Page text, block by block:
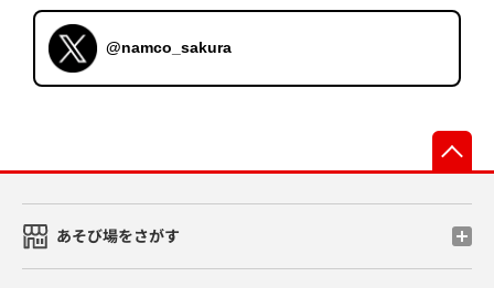
@namco_sakura
あそび場をさがす